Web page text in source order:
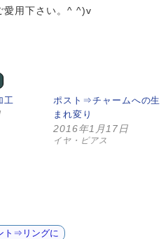
愛用下さい。^ ^)v
工
ポスト⇒チャームへの生
まれ変り
2016年1月17日
イヤ・ピアス
ト⇒リングに